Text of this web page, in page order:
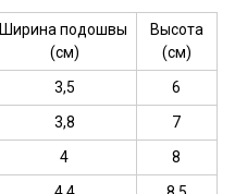
Ширина подошвы
(см)
Высота
(см)
3,5
6
3,8
7
4
8